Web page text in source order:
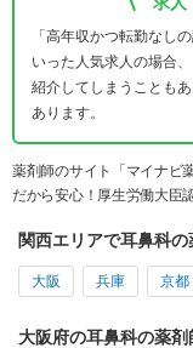
「高年収かつ転勤なし
いった人気求人の場合
紹介してしまうことも
あります。
薬剤師のサイト「マイナビ
だから安心！厚生労働大臣
関西エリアで耳鼻科
大阪 兵庫 京都
大阪府の耳鼻科の薬